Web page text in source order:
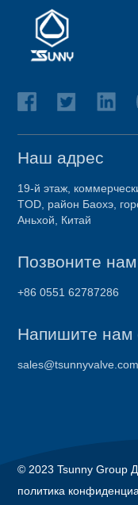
Наш адрес
19-й этаж,
TOD, район Баохэ,
Аньхой, Китай
Позвоните нам
+86 0551 62787286
Напишите нам
sales@tsunnyvalve.com
© 2023 Tsunny Group
политика